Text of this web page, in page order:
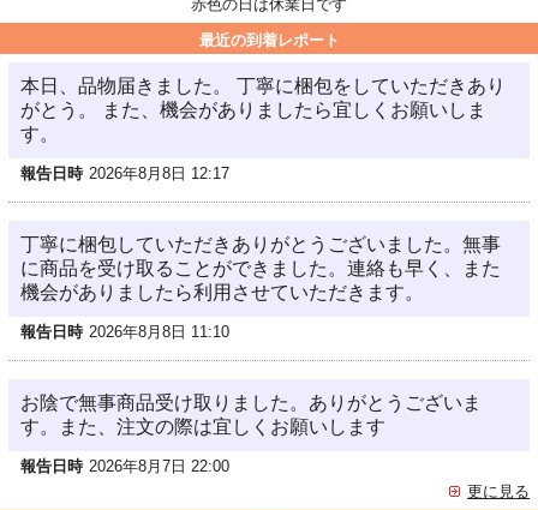
赤色の日は休業日です
最近の到着レポート
本日、品物届きました。 丁寧に梱包をしていただきあり
がとう。 また、機会がありましたら宜しくお願いしま
す。
報告日時 2026年8月8日 12:17
丁寧に梱包していただきありがとうございました。無事
に商品を受け取ることができました。連絡も早く、また
機会がありましたら利用させていただきます。
報告日時 2026年8月8日 11:10
お陰で無事商品受け取りました。ありがとうございま
す。また、注文の際は宜しくお願いします
報告日時 2026年8月7日 22:00
更に見る